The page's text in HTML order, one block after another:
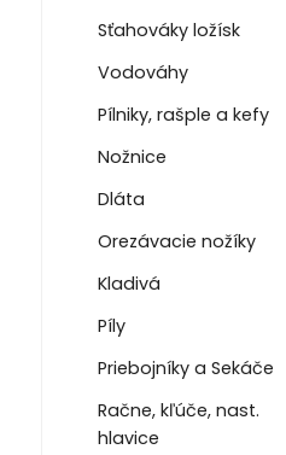
Sťahováky ložísk
Vodováhy
Pílniky, rašple a kefy
Nožnice
Dláta
Orezávacie nožíky
Kladivá
Píly
Priebojníky a Sekáče
Račne, kľúče, nast.
hlavice